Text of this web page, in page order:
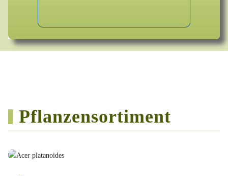
Pflanzensortiment